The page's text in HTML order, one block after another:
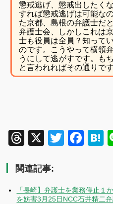
懲戒逃げ、懲戒出したく
すれば懲戒逃げは可能なの
た京都、島根の弁護士だ
弁護士会、しかしこれは
士も役員は全員？知って
のです。こうやって横領
うにして逃がすです。
も
と言われればその通りで
Threads
X Twitter
関連記事:
「長崎】弁護士を業務停止１
を妨害3月25日NCC石井精二